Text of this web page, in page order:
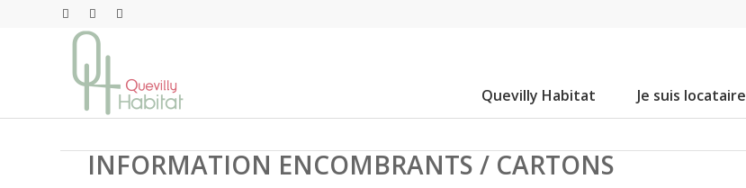
Quevilly Habitat Je suis locataire
INFORMATION ENCOMBRANTS / CARTONS